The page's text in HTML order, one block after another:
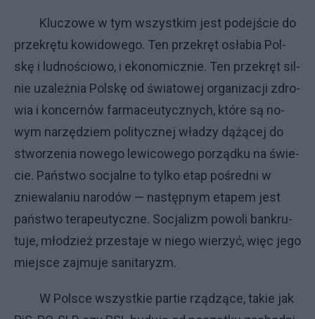
Klu­czo­we w tym wszyst­kim je­st po­dej­ście do
prze­krę­tu ko­wi­do­we­go. Ten prze­kręt osła­bia Pol­
skę i lud­no­ścio­wo, i eko­no­micz­nie. Ten prze­kręt sil­
nie uza­leż­nia Pol­skę od świa­to­wej or­ga­ni­za­cji zdro­
wia i kon­cer­nów far­ma­ceu­tycz­ny­ch, któ­re są no­
wym na­rzę­dziem po­li­tycz­nej wła­dzy dą­żą­cej do
stwo­rze­nia no­we­go le­wi­co­we­go po­rząd­ku na świe­
cie. Pań­stwo so­cjal­ne to tyl­ko etap po­śred­ni w
znie­wa­la­niu na­ro­dów — na­stęp­nym eta­pem je­st
pań­stwo te­ra­peu­tycz­ne. So­cja­li­zm po­wo­li ban­kru­
tu­je, mło­dzież prze­sta­je w nie­go wie­rzyć, więc je­go
miej­sce zaj­mu­je sa­ni­ta­ry­zm.
W Pol­sce wszyst­kie par­tie rzą­dzą­ce, ta­kie jak